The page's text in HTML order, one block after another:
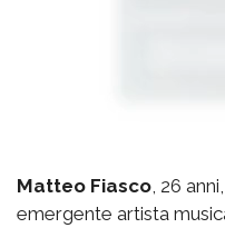
Matteo Fiasco , 26
emergente artista